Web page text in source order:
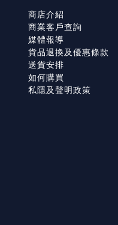
商店介紹
商業客戶查詢
媒體報導
貨品退換及優惠條款
送貨安排
如何購買
私隱及聲明政策